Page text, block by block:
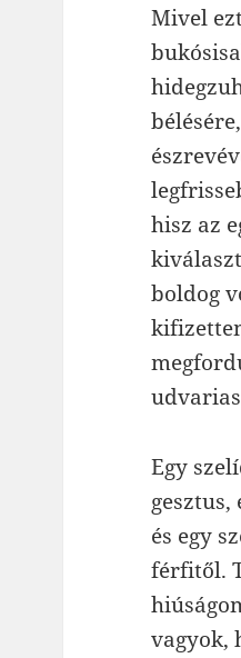
Mivel
hisz az
boldog
Egy
és egy
férfitől.
vagyok,